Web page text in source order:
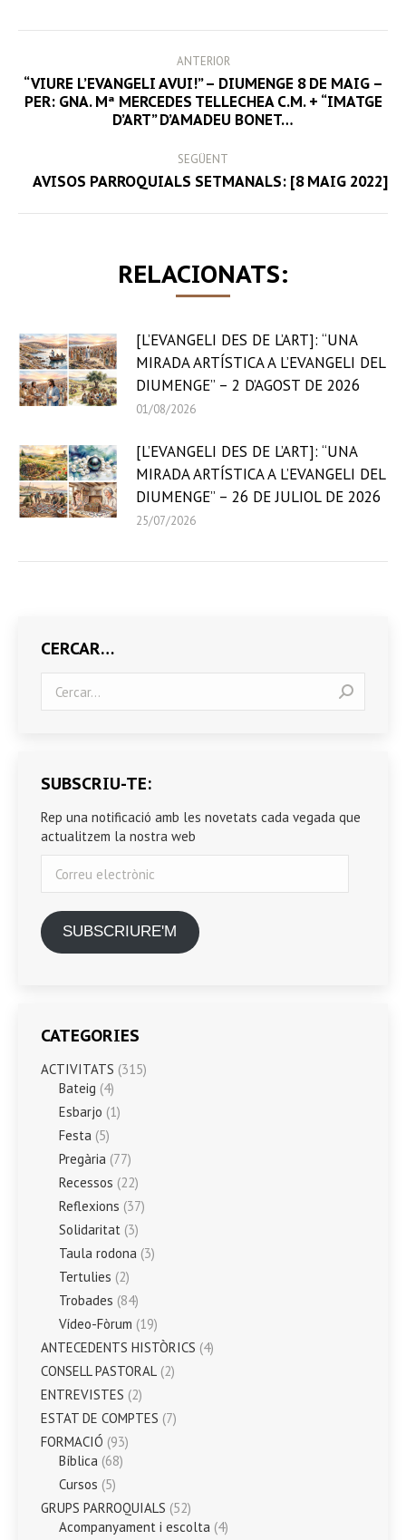
NAVIGATION
ANTERIOR
Previous
post:
“VIURE L’EVANGELI AVUI!” – DIUMENGE 8 DE MAIG –
PER: GNA. Mª MERCEDES TELLECHEA C.M. + “IMATGE
D’ART” D’AMADEU BONET…
SEGÜENT
Next
AVISOS PARROQUIALS SETMANALS: [8 MAIG 2022]
RELACIONATS:
[L’EVANGELI DES DE L’ART]: “UNA
MIRADA ARTÍSTICA A L’EVANGELI DEL
DIUMENGE” – 2 D’AGOST DE 2026
01/08/2026
[L’EVANGELI DES DE L’ART]: “UNA
MIRADA ARTÍSTICA A L’EVANGELI DEL
DIUMENGE” – 26 DE JULIOL DE 2026
25/07/2026
CERCAR…
SUBSCRIU-TE:
Rep una notificació amb les novetats cada vegada que
actualitzem la nostra web
electrònic
SUBSCRIURE'M
CATEGORIES
ACTIVITATS (315)
Bateig (4)
Esbarjo (1)
Festa (5)
Pregària (77)
Recessos (22)
Reflexions (37)
Solidaritat (3)
Taula rodona (3)
Tertulies (2)
Trobades (84)
Vídeo-Fòrum (19)
ANTECEDENTS HISTÒRICS (4)
CONSELL PASTORAL (2)
ENTREVISTES (2)
ESTAT DE COMPTES (7)
FORMACIÓ (93)
Bíblica (68)
Cursos (5)
GRUPS PARROQUIALS (52)
Acompanyament i escolta (4)